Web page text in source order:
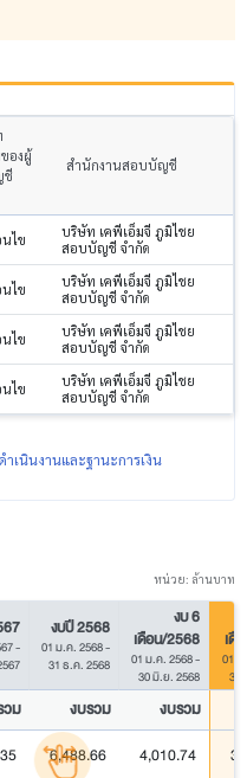
องผู้
ชี
สำนักงานสอบบัญชี
นไข
บริษัท เคพีเอ็มจี ภูมิไชย
สอบบัญชี จำกัด
นไข
บริษัท เคพีเอ็มจี ภูมิไชย
สอบบัญชี จำกัด
นไข
บริษัท เคพีเอ็มจี ภูมิไชย
สอบบัญชี จำกัด
นไข
บริษัท เคพีเอ็มจี ภูมิไชย
สอบบัญชี จำกัด
เนินงานและฐานะการเงิน
หน่วย: ล้านบาท
-
งบปี 2568
01 ม.ค. 2568-
31 ธ.ค. 2568
งบ 6
เดือน/2568
01 ม.ค. 2568-
30 มิ.ย. 2568
เดื
01 ม
30
ม งบรวม งบรวม
6,488.66 4,010.74